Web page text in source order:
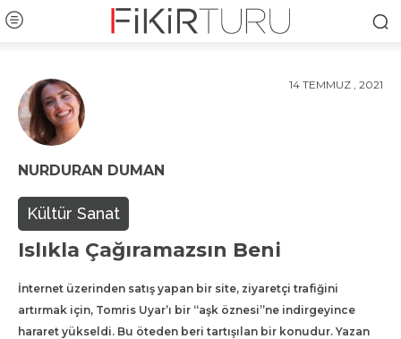
14 TEMMUZ , 2021
NURDURAN DUMAN
Kültür Sanat
Islıkla Çağıramazsın Beni
İnternet üzerinden satış yapan bir site, ziyaretçi trafiğini
artırmak için, Tomris Uyar’ı bir “aşk öznesi”ne indirgeyince
hararet yükseldi. Bu öteden beri tartışılan bir konudur. Yazan